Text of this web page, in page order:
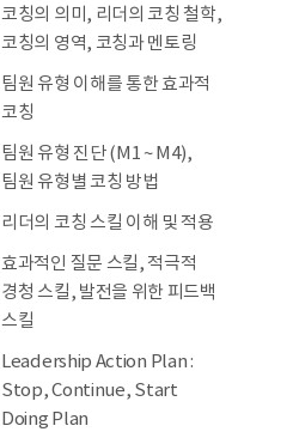
코칭의 의미, 리더의 코칭 철학,
코칭의 영역, 코칭과 멘토링
팀원 유형 이해를 통한 효과적
코칭
팀원 유형 진단 (M1 ~ M4),
팀원 유형별 코칭 방법
리더의 코칭 스킬 이해 및 적용
효과적인 질문 스킬, 적극적
경청 스킬, 발전을 위한 피드백
스킬
Leadership Action Plan :
Stop, Continue, Start
Doing Plan